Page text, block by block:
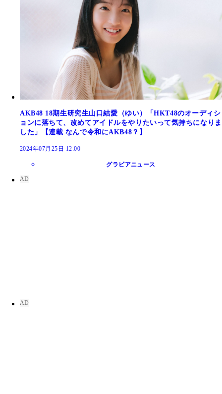
AKB48 18期生研究生山口結愛（ゆい）「HKT48のオーディシ
ョンに落ちて、改めてアイドルをやりたいって気持ちになりま
した」【連載 なんで令和にAKB48？】
2024年07月25日 12:00
グラビアニュース